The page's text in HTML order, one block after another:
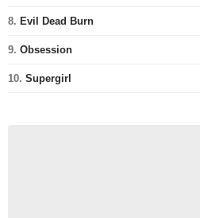
8. Evil Dead Burn
9. Obsession
10. Supergirl